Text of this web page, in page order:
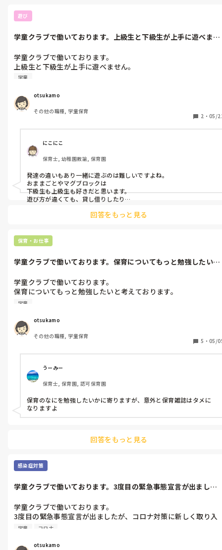
遊び
学童クラブで働いております。上級生と下級生が上手に遊べませ
学童クラブで働いております。
上級生と下級生が上手に遊べません。
アドバイスお願いします。
学童
otsukamo
その他の職種, 学童保育
2 ・ 05/
にこにこ
保育士, 幼稚園教諭, 保育園
発達の違いもあり一緒に遊ぶのは難しいですよね。
おままごとやマグブロックは
下級生も上級生も好きだと思います。
遊び方が違くても、貸し借りしたり
回答をもっと見る
保育・お仕事
学童クラブで働いております。保育についてもっと勉強したいと
学童クラブで働いております。
保育についてもっと勉強したいと考えております。
オススメの資格や本などがあれば教えてください！
学童
otsukamo
その他の職種, 学童保育
5 ・ 05/
うーみー
保育士, 保育園, 認可保育園
保育のなにを勉強したいかに寄りますが、意外と保育雑誌はタメに
なりますよ
回答をもっと見る
感染症対策
学童クラブで働いております。3度目の緊急事態宣言が出ました
学童クラブで働いております。
3度目の緊急事態宣言が出ましたが、コロナ対策に新しく取り入
れたことや意識していることが有れば教えて下さい。宜しくお願
学童 コロナ
otsukamo